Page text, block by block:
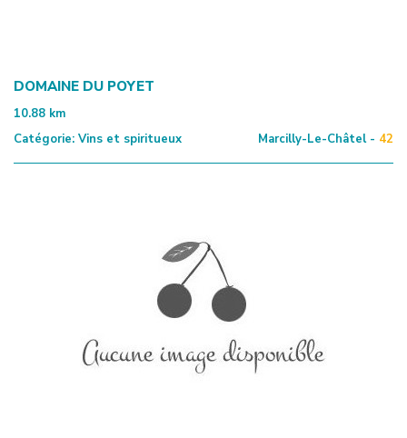
DOMAINE DU POYET
10.88 km
Catégorie: Vins et spiritueux Marcilly-Le-Châtel - 42